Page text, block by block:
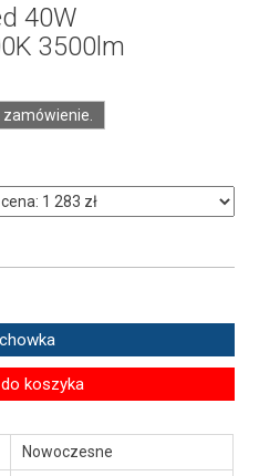
40W
3500lm
zamówienie.
koszyka
Nowoczesne